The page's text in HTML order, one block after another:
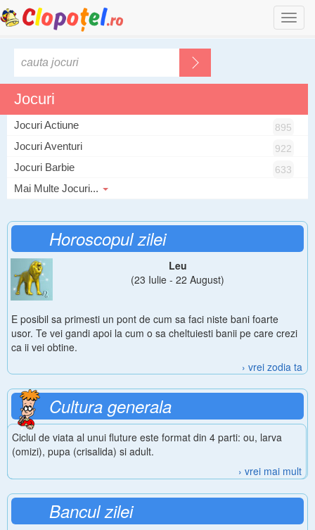
Jocuri
Jocuri Actiune 895
Jocuri Aventuri 922
Jocuri Barbie 633
Mai Multe Jocuri...
Horoscopul zilei
Leu
(23 Iulie - 22 August)
E posibil sa primesti un pont de cum sa faci niste bani foarte
usor. Te vei gandi apoi la cum o sa cheltuiesti banii pe care crezi
ca ii vei obtine.
› vrei zodia ta
Cultura generala
Ciclul de viata al unui fluture este format din 4 parti: ou, larva
(omizi), pupa (crisalida) si adult.
› vrei mai mult
Bancul zilei